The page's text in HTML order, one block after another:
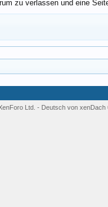
zu verlassen und eine
Ltd. - Deutsch von xenDach